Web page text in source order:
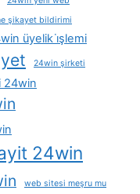
şikayet bildirimi
üyelik i̇şlemi
24win şirketi
24win
24win
web sitesi meşru mu